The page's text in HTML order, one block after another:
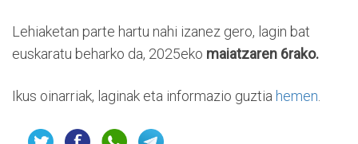
Lehiaketan parte hartu nahi izanez gero, lagin bat
euskaratu beharko da, 2025eko maiatzaren 6rako.
Ikus oinarriak, laginak eta informazio guztia hemen